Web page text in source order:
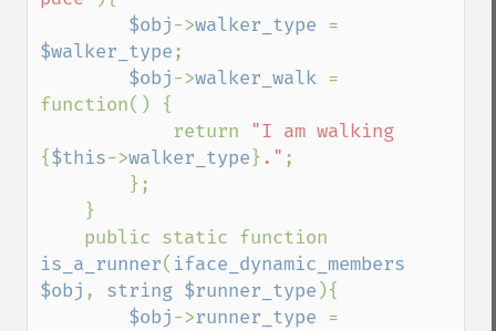
$obj->walker_type
$walker_type;
$obj->walker_walk =
function() {
            return
{$this->walker_type}." ;
is_a_runner( iface_dynamic_members
$obj , string $runner_type ){
$obj->runner_type